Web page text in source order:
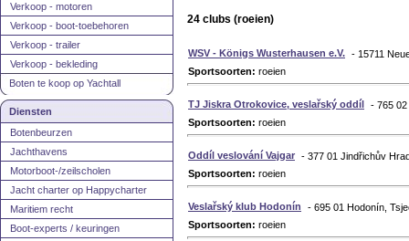
Verkoop - motoren
Verkoop - boot-toebehoren
Verkoop - trailer
Verkoop - bekleding
Boten te koop op Yachtall
Diensten
Botenbeurzen
Jachthavens
Motorboot-/zeilscholen
Jacht charter op Happycharter
Maritiem recht
Boot-experts / keuringen
24 clubs (roeien)
WSV - Königs Wusterhausen e.V. - 15711
Sportsoorten: roeien
TJ Jiskra Otrokovice, veslařský oddíl - 765
Sportsoorten: roeien
Oddíl veslování Vajgar - 377 01 Jindřichův
Sportsoorten: roeien
Veslařský klub Hodonín
- 695 01 Hodonín,
Sportsoorten: roeien